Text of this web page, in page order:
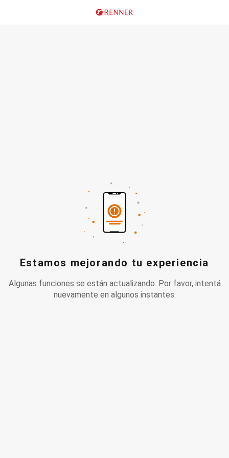
Estamos mejorando tu experiencia
Algunas funciones se están actualizando. Por favor, intentá
nuevamente en algunos instantes.